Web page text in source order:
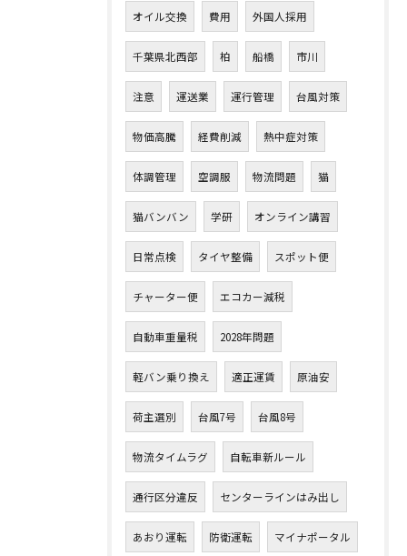
オイル交換 費用 外国人採用
千葉県北西部 柏 船橋 市川
注意 運送業 運行管理 台風対策
物価高騰 経費削減 熱中症対策
体調管理 空調服 物流問題 猫
猫バンバン 学研 オンライン講習
日常点検 タイヤ整備 スポット便
チャーター便 エコカー減税
自動車重量税 2028年問題
軽バン乗り換え 適正運賃 原油安
荷主選別 台風7号 台風8号
物流タイムラグ 自転車新ルール
通行区分違反 センターラインはみ出し
あおり運転 防衛運転 マイナポータル